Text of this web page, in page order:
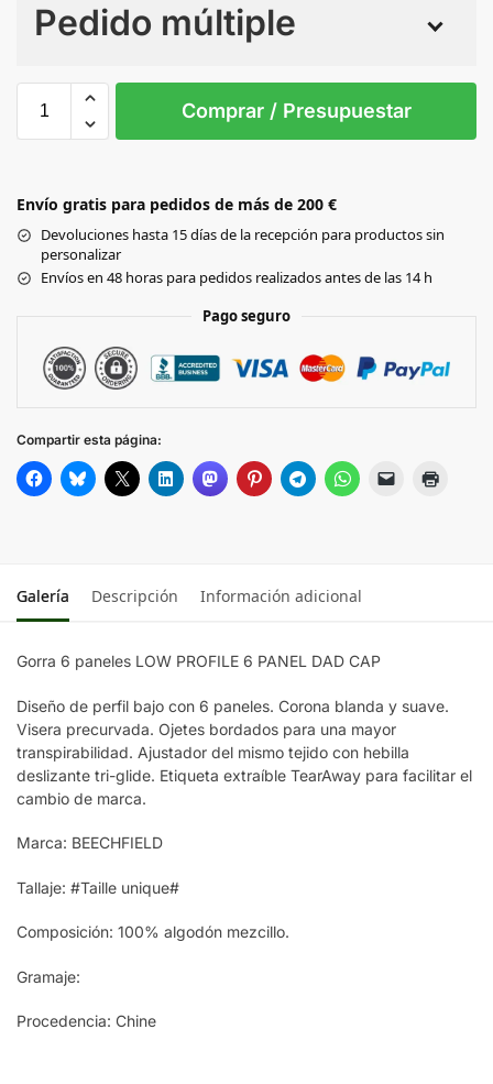
Pedido múltiple
NAVY
PASTEL BLUE
Beige
PASTEL LEMON
Comprar / Presupuestar
Envío gratis para pedidos de más de 200 €
Devoluciones hasta 15 días de la recepción para productos sin
personalizar
Envíos en 48 horas para pedidos realizados antes de las 14 h
Pago seguro
Compartir esta página:
Galería Descripción Información adicional
Gorra 6 paneles LOW PROFILE 6 PANEL DAD CAP
Diseño de perfil bajo con 6 paneles. Corona blanda y suave.
Visera precurvada. Ojetes bordados para una mayor
transpirabilidad. Ajustador del mismo tejido con hebilla
deslizante tri-glide. Etiqueta extraíble TearAway para facilitar el
cambio de marca.
Marca: BEECHFIELD
Tallaje: #Taille unique#
Composición: 100% algodón mezcillo.
Gramaje:
Procedencia: Chine